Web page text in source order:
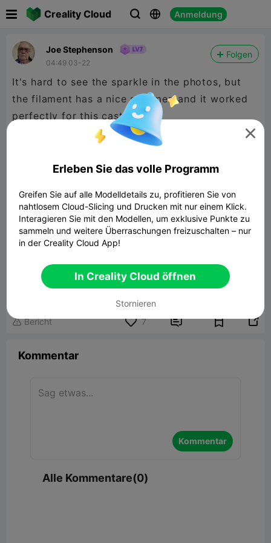
Creality Cloud   Anmeldung
Joe Stephenson
04:49 03-22
Folgen
It's hard to see the sparkle in the photos, but
the filament has a nice shimmer, and it worked
perfectly for this castle.
Crystal House – Fantasy Miniature Hut
31.67MB Zugehöriges 3D-Modell
 Bericht 7  
Kommentar
Kommentar
Alle Kommentare(0)

Erleben Sie das volle Programm
Greifen Sie auf alle Modelldetails zu, profitieren Sie von
nahtlosem Cloud-Slicing und Drucken mit nur einem Klick.
Interagieren Sie mit den Modellen, um exklusive Punkte zu
sammeln und weitere Überraschungen freizuschalten – nur
in der Creality Cloud App!
In Creality Cloud öffnen
Stornieren